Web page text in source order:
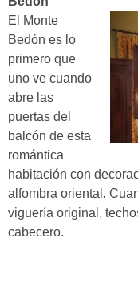
El Monte
Bedón es lo
primero que
uno ve cuando
abre las
puertas del
balcón de esta
romántica
habitación con
alfombra oriental.
viguería original,
cabecero.